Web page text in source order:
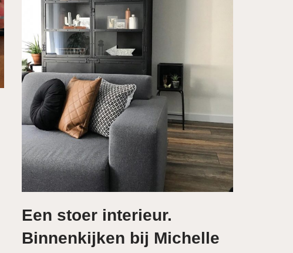
Een stoer interieur.
Binnenkijken bij Michelle